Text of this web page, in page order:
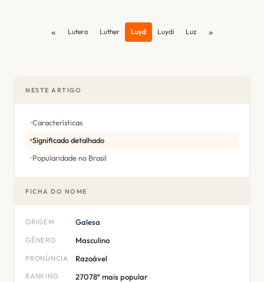
« Lutero Luther Luyd Luydi Luz »
NESTE ARTIGO
Características
Significado detalhado
Popularidade no Brasil
FICHA DO NOME
ORIGEM Galesa
GÊNERO Masculino
PRONÚNCIA Razoável
RANKING 27078º mais popular